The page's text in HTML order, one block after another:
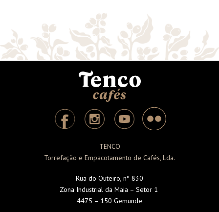
TENCO
Torrefação e Empacotamento de Cafés, Lda.
Rua do Outeiro, nº 830
Zona Industrial da Maia – Setor 1
4475 – 150 Gemunde